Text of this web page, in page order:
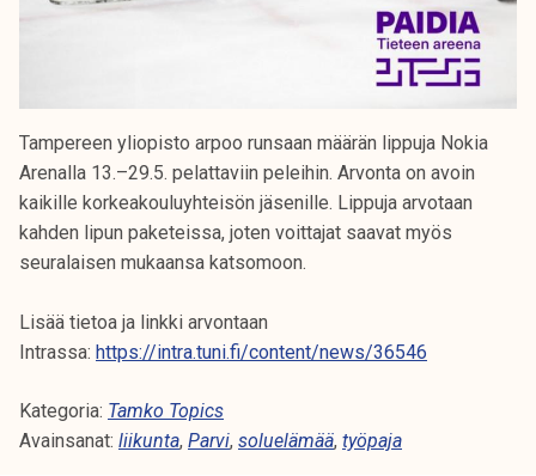
Tampereen yliopisto arpoo runsaan määrän lippuja Nokia
Arenalla 13.–29.5. pelattaviin peleihin. Arvonta on avoin
kaikille korkeakouluyhteisön jäsenille. Lippuja arvotaan
kahden lipun paketeissa, joten voittajat saavat myös
seuralaisen mukaansa katsomoon.
Lisää tietoa ja linkki arvontaan
Intrassa: https://intra.tuni.fi/content/news/36546
Kategoria: Tamko Topics
Avainsanat: liikunta, Parvi, soluelämää, työpaja